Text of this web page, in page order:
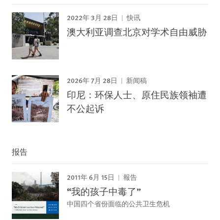
2022年 3月 28日 快讯
澳大利亚调查北京对学术自由威胁
2026年 7月 28日 新闻稿
印尼：环保人士、原住民族领袖遭
不公起诉
报告
2011年 6月 15日 報告
“我的孩子中毒了”
中国四个省份面临的公共卫生危机